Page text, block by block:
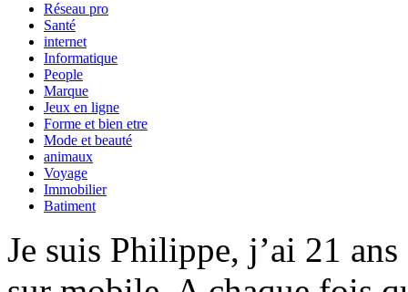
Réseau pro
Santé
internet
Informatique
People
Marque
Jeux en ligne
Forme et bien etre
Mode et beauté
animaux
Voyage
Immobilier
Batiment
Je suis Philippe, j’ai 21